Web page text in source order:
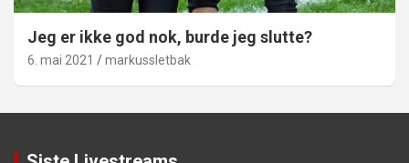
Jeg er ikke god nok, burde jeg slutte?
6. mai 2021 markussletbak